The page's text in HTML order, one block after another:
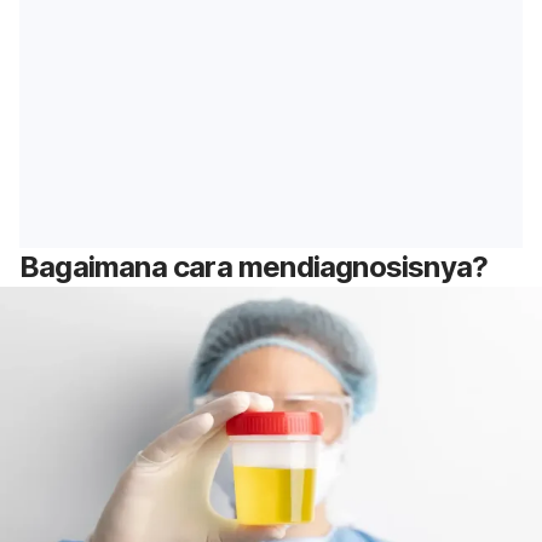
Bagaimana cara mendiagnosisnya?